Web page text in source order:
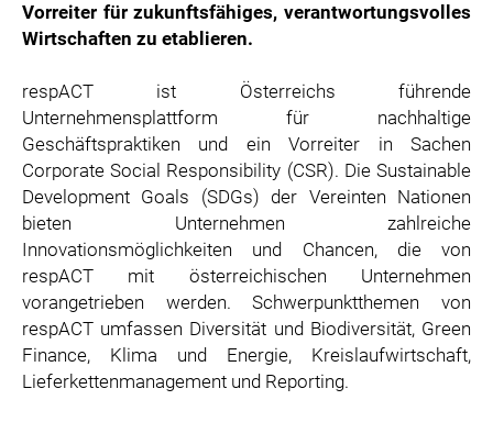
PRESSEKONTAKT
Vorreiter für zukunftsfähiges, verantwortungsvolles
Wirtschaften zu etablieren.
respACT ist Österreichs führende
Unternehmensplattform für nachhaltige
Geschäftspraktiken und ein Vorreiter in Sachen
Corporate Social Responsibility (CSR). Die Sustainable
Development Goals (SDGs) der Vereinten Nationen
bieten Unternehmen zahlreiche
Innovationsmöglichkeiten und Chancen, die von
respACT mit österreichischen Unternehmen
vorangetrieben werden. Schwerpunktthemen von
respACT umfassen Diversität und Biodiversität, Green
Finance, Klima und Energie, Kreislaufwirtschaft,
Lieferkettenmanagement und Reporting.